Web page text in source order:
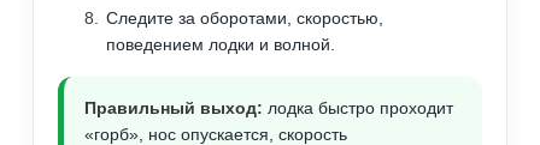
Следите за оборотами, скоростью,
поведением лодки и волной.
Правильный выход: лодка быстро проходит
«горб», нос опускается, скорость